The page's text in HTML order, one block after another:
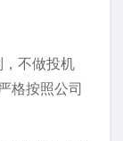
不做投机
格按照公司